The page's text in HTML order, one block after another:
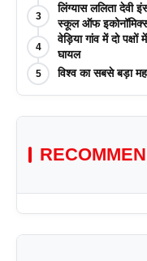
3
लिंग्यास ललिता देवी
स्कूल ऑफ इकोनॉमिक्स,
पत्रिकाओं में प्रकाशन
आयोजन किया
4
वेड़िया गांव में दो
घायल
5 विश्व का सबसे बड़ा